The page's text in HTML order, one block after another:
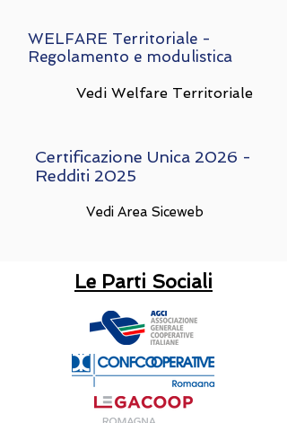
WELFARE Territoriale -
Regolamento e modulistica
Vedi Welfare Territoriale
Certificazione Unica 2026 -
Redditi 2025
Vedi Area Siceweb
Le Parti Sociali